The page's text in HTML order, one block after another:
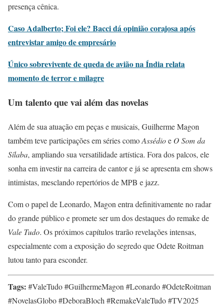
presença cênica.
Caso Adalberto; Foi ele? Bacci dá opinião corajosa após
entrevistar amigo de empresário
Único sobrevivente de queda de avião na Índia relata
momento de terror e milagre
Um talento que vai além das novelas
Além de sua atuação em peças e musicais, Guilherme Magon
também teve participações em séries comoAssédioe O Som da
Sílaba, ampliando sua versatilidade artística. Fora dos palcos, ele
sonha em investir na carreira de cantor e já se apresenta em shows
intimistas, mesclando repertórios de MPB e jazz.
Com o papel de Leonardo, Magon entra definitivamente no radar
do grande público e promete ser um dos destaques do remake de
Vale Tudo. Os próximos capítulos trarão revelações intensas,
especialmente com a exposição do segredo que Odete Roitman
lutou tanto para esconder.
Tags: #ValeTudo #GuilhermeMagon #Leonardo #OdeteRoitman
#NovelasGlobo #DeboraBloch #RemakeValeTudo #TV2025